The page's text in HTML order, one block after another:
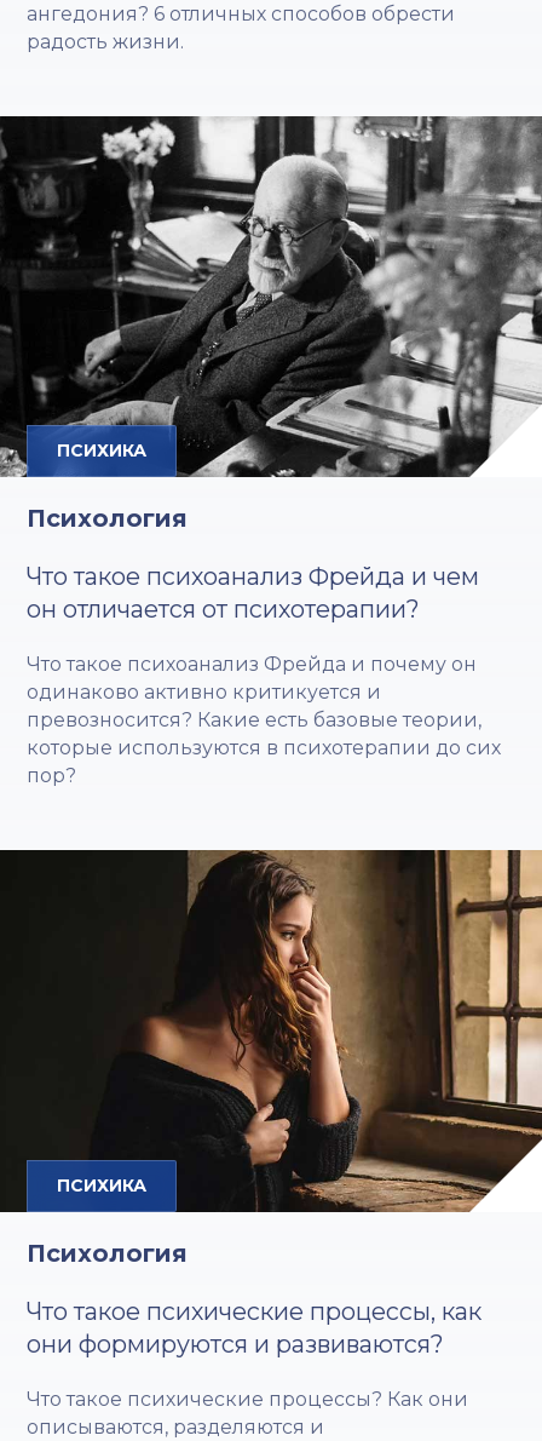
ангедония? 6 отличных способов обрести
радость жизни.
ПСИХИКА
Психология
Что такое психоанализ Фрейда и чем
он отличается от психотерапии?
Что такое психоанализ Фрейда и почему он
одинаково активно критикуется и
превозносится? Какие есть базовые теории,
которые используются в психотерапии до сих
пор?
ПСИХИКА
Психология
Что такое психические процессы, как
они формируются и развиваются?
Что такое психические процессы? Как они
описываются, разделяются и